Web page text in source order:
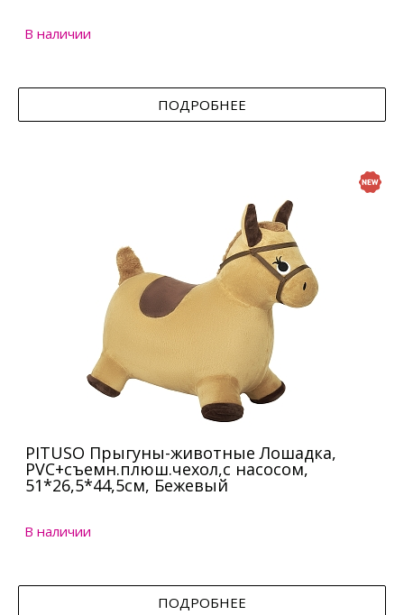
В наличии
ПОДРОБНЕЕ
PITUSO Прыгуны-животные Лошадка,
PVC+съемн.плюш.чехол,с насосом,
51*26,5*44,5см, Бежевый
В наличии
ПОДРОБНЕЕ